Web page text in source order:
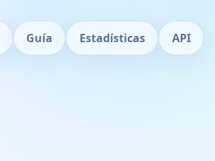
Guía Estadísticas API